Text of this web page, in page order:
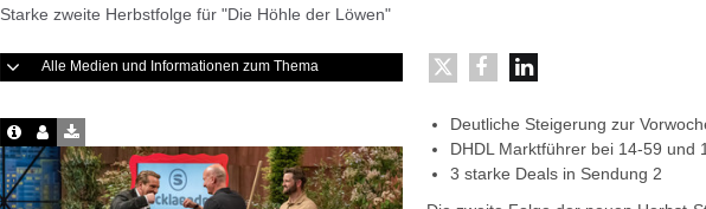
Starke zweite Herbstfolge für "Die Höhle der Löwen"
Alle Medien und Informationen zum Thema
Deutliche Steigerung zur
DHDL Marktführer bei 14-59 und
3 starke Deals in Sendung 2